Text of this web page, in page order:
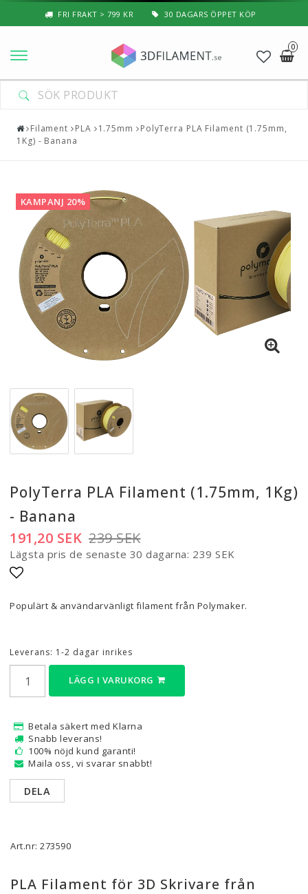
FRI FRAKT > 799 KR 30 DAGARS ÖPPET KÖP
0
Nyheter & Populärt
Filament
3D-Skrivare — Tillbehör
3D-Skrivare — Delar
Resin
3D-Pennor & Tillbehör
Filament PLA 1.75mm
PolyTerra PLA Filament (1.75mm,
1Kg) - Banana
KAMPANJ 20%
PolyTerra PLA Filament (1.75mm, 1Kg)
- Banana
239 SEK
191,20 SEK
Lägsta pris de senaste 30 dagarna 239 SEK
Populärt & användarvänligt filament från Polymaker.
Leverans: 1-2 dagar inrikes
LÄGG I VARUKORG
Betala säkert med Klarna
Snabb leverans!
100% nöjd kund garanti!
Maila oss, vi svarar snabbt!
DELA
Art.nr: 273590
PLA Filament för 3D Skrivare från